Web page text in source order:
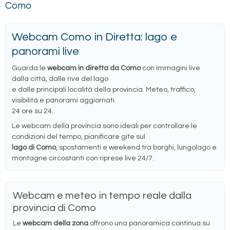
Como
Webcam Como in Diretta: lago e
panorami live
Guarda le webcam in diretta da Comocon immagini live
dalla città, dalle rive del lago
e dalle principali località della provincia. Meteo, traffico,
visibilità e panorami aggiornati
24 ore su 24.
Le webcam della provincia sono ideali per controllare le
condizioni del tempo, pianificare gite sul
lago di Como, spostamenti e weekend tra borghi, lungolago e
montagne circostanti con riprese live 24/7.
Webcam e meteo in tempo reale dalla
provincia di Como
Le webcam della zona offrono una panoramica continua su